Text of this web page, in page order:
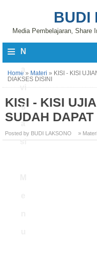
BUDI
Media Pembelajaran, Share
≡ N
vi
g
a
si
Home » Materi » KISI - KISI
DIAKSES DISINI
KISI - KISI
SUDAH
Posted by BUDI LAKSONO » Materi